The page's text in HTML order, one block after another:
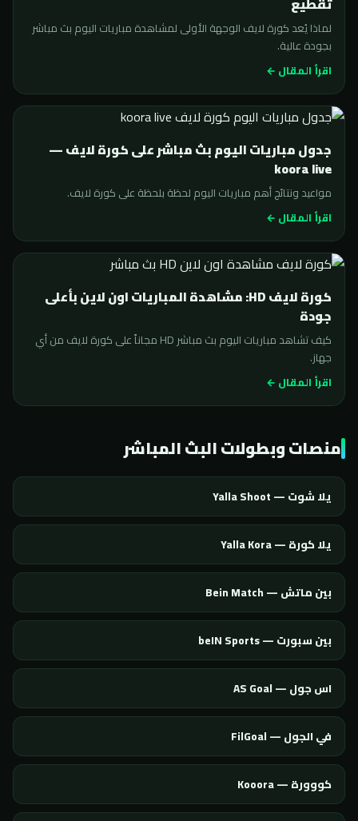
لماذا يُعد كورة لايف الوجهة الأولى لمشاهدة مباريات اليوم بث مباشر
بجودة عالية.
اقرأ المقال ←
جدول مباريات اليوم بث مباشر على كورة لايف —
koora live
مواعيد ونتائج أهم مباريات اليوم لحظة بلحظة على كورة لايف.
اقرأ المقال ←
كورة لايف HD: مشاهدة المباريات اون لاين بأعلى
جودة
كيف تشاهد مباريات اليوم بث مباشر HD مجاناً على كورة لايف من أي
جهاز.
اقرأ المقال ←
منصات وبطولات البث المباشر
يلا شوت — Yalla Shoot
يلا كورة — Yalla Kora
بين ماتش — Bein Match
بين سبورت — beIN Sports
اس جول — AS Goal
في الجول — FilGoal
كووورة — Kooora